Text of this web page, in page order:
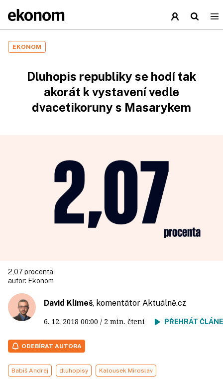
EKONOM
Dluhopis republiky se hodí tak
akorát k vystavení vedle
dvacetikoruny s Masarykem
2,07 procenta
autor: Ekonom
David Klimeš, komentátor Aktuálně.cz
6. 12. 2018 00:00 / 2 min. čtení PŘEHRÁT
ODEBÍRAT AUTORA
Babiš Andrej dluhopisy Kalousek Miroslav